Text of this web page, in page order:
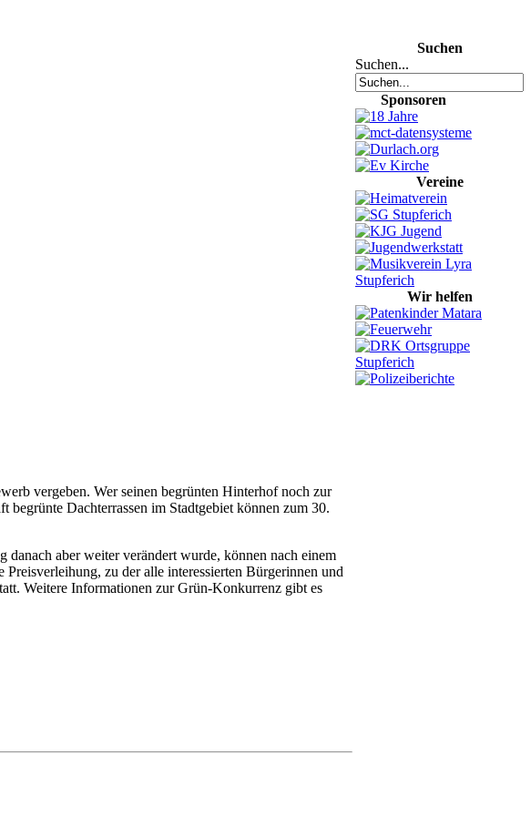
vergeben. Wer seinen begrünten Hinterhof noch zur
Dachterrassen im Stadtgebiet können zum 30.
aber weiter verändert wurde, können nach einem
zu der alle interessierten Bürgerinnen und
Weitere Informationen zur Grün-Konkurrenz gibt es
Suchen
Suchen...
Sponsoren
Vereine
Wir helfen